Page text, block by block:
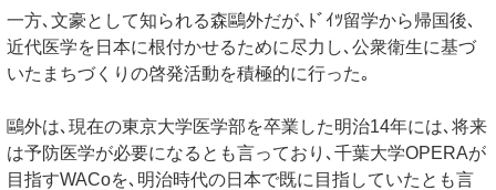
一方､文豪として知られる森鷗外だが､ﾄﾞｲﾂ留学から帰国後､
近代医学を日本に根付かせるために尽力し､公衆衛生に基づ
いたまちづくりの啓発活動を積極的に行った｡
鷗外は､現在の東京大学医学部を卒業した明治14年には､将来
は予防医学が必要になるとも言っており､千葉大学OPERAが
目指すWACoを､明治時代の日本で既に目指していたとも言